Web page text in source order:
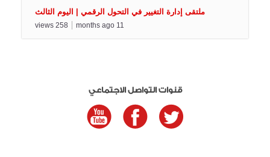
ملتقى إدارة التغيير في التحول الرقمي | اليوم الثالث
258
views 11
months ago
قنوات التواصل الاجتماعي